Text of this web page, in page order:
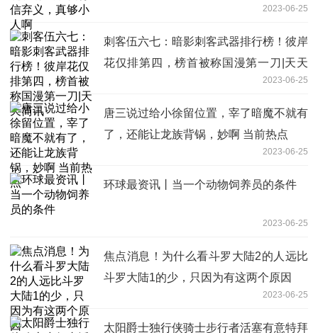
2023-06-25
刺客伍六七：暗影刺客武器排行榜！彼岸
花仅排第四，榜首被称国漫第一刀|天天
2023-06-25
唐三说过给小徐留位置，宰了暗魔不就有
了，还能让龙族背锅，妙啊 当前热点
2023-06-25
环球最资讯丨当一个动物饲养员的条件
2023-06-25
焦点消息！为什么看斗罗大陆2的人远比
斗罗大陆1的少，只因为有这两个原因
2023-06-25
太阳爵士独行侠骑士步行者活塞有意特拜